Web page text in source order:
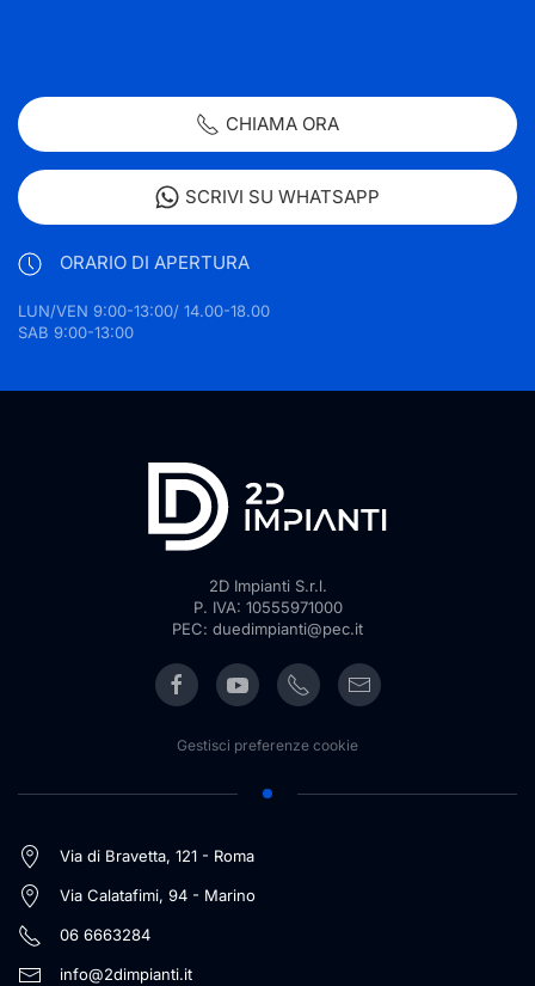
CHIAMA ORA
SCRIVI SU WHATSAPP
ORARIO DI APERTURA
LUN/VEN 9:00-13:00/ 14.00-18.00
SAB 9:00-13:00
2D Impianti S.r.l.
P. IVA: 10555971000
PEC: duedimpianti@pec.it
Gestisci preferenze cookie
Via di Bravetta, 121 - Roma
Via Calatafimi, 94 - Marino
06 6663284
info@2dimpianti.it